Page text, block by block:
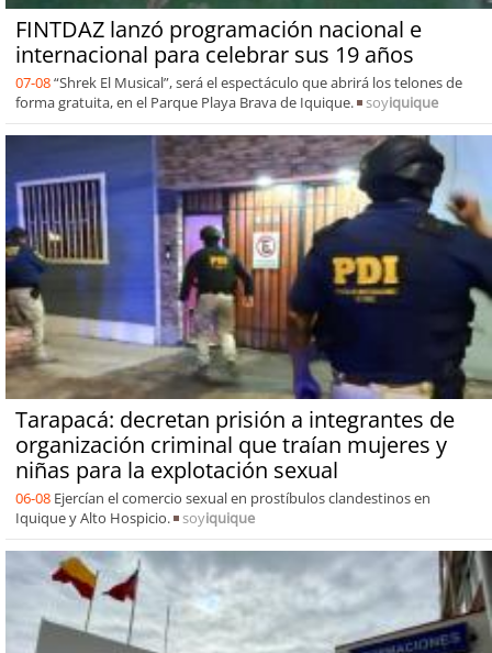
FINTDAZ lanzó programación nacional e
internacional para celebrar sus 19 años
07-08“Shrek El Musical”, será el espectáculo que abrirá los telones de
forma gratuita, en el Parque Playa Brava de Iquique.
soyiquique
Tarapacá: decretan prisión a integrantes de
organización criminal que traían mujeres y
niñas para la explotación sexual
06-08 Ejercían el comercio sexual en prostíbulos clandestinos en
Iquique y Alto Hospicio.
soyiquique